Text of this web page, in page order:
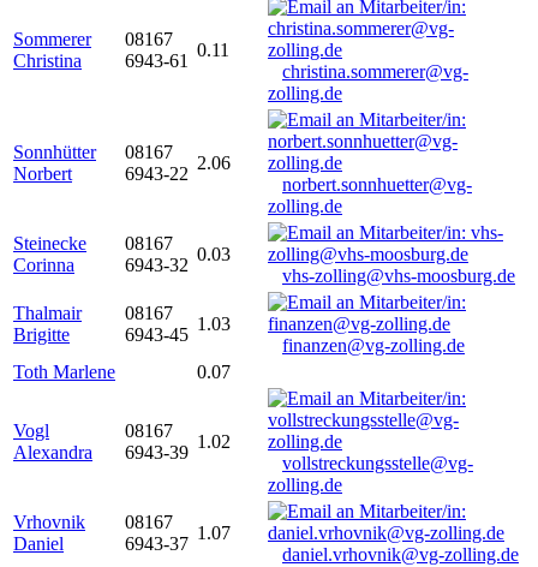
Sommerer
Christina
08167
6943-61
0.11
christina.sommerer@vg-
zolling.de
Sonnhütter
Norbert
08167
6943-22
2.06
norbert.sonnhuetter@vg-
zolling.de
Steinecke
Corinna
08167
6943-32
0.03
vhs-zolling@vhs-moosburg.de
Thalmair
Brigitte
08167
6943-45
1.03
finanzen@vg-zolling.de
Toth Marlene
0.07
Vogl
Alexandra
08167
6943-39
1.02
vollstreckungsstelle@vg-
zolling.de
Vrhovnik
Daniel
08167
6943-37
1.07
daniel.vrhovnik@vg-zolling.de